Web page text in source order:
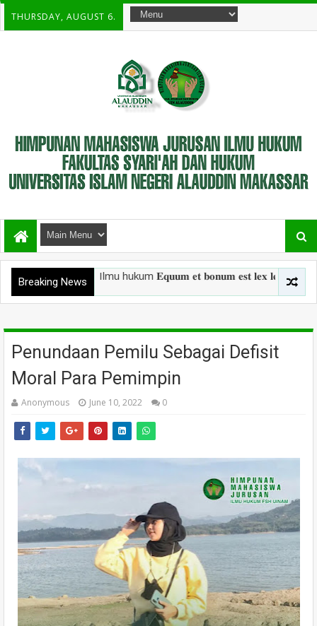
THURSDAY, AUGUST 6.
Breaking News
Jurusan Ilmu hukum 𝐄𝐪𝐮𝐮𝐦 𝐞𝐭 𝐛𝐨𝐧𝐮𝐦 𝐞𝐬𝐭 𝐥𝐞𝐱 𝐥𝐞𝐠𝐮𝐦 ⚖️
Penundaan Pemilu Sebagai Defisit
Moral Para Pemimpin
Anonymous June 10, 2022 0